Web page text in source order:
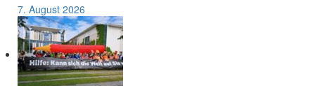
7. August 2026